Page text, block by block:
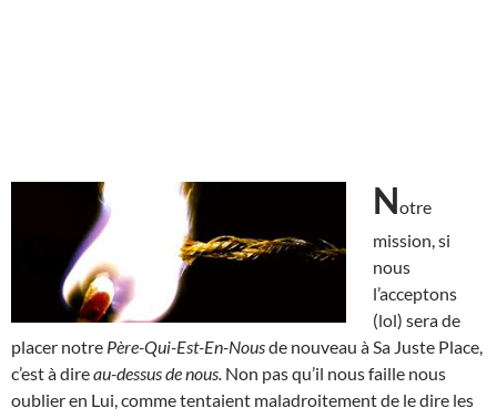
Notre
mission, si
nous
l’acceptons
(lol) sera de
placer notre Père-Qui-Est-En-Nousde nouveau à Sa Juste Place,
c’est à direau-dessus de nous. Non pas qu’il nous faille nous
oublier en Lui, comme tentaient maladroitement de le dire les